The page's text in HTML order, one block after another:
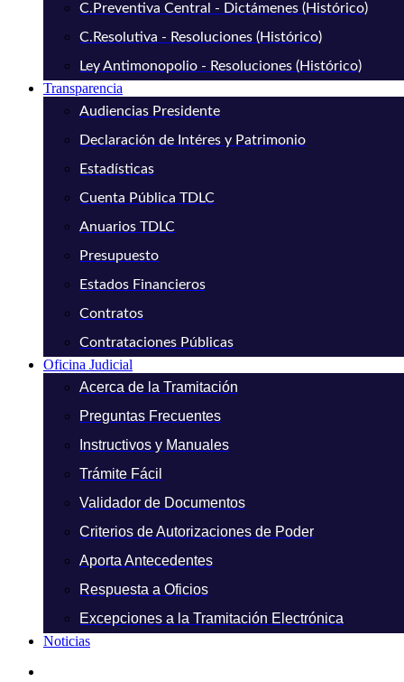
C.Preventiva Central - Dictámenes (Histórico)
C.Resolutiva - Resoluciones (Histórico)
Ley Antimonopolio - Resoluciones (Histórico)
Transparencia
Audiencias Presidente
Declaración de Intéres y Patrimonio
Estadísticas
Cuenta Pública TDLC
Anuarios TDLC
Presupuesto
Estados Financieros
Contratos
Contrataciones Públicas
Oficina Judicial
Acerca de la Tramitación
Preguntas Frecuentes
Instructivos y Manuales
Trámite Fácil
Validador de Documentos
Criterios de Autorizaciones de Poder
Aporta Antecedentes
Respuesta a Oficios
Excepciones a la Tramitación Electrónica
Noticias